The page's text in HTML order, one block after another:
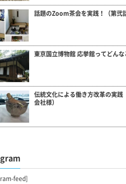
話題のZoom茶会を実践！（第弐
東京国立博物館 応挙館ってどんな
伝統文化による働き方改革の実践
会社様）
feed]